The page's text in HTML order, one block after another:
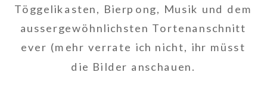
Töggelikasten, Bierpong, Musik und dem
aussergewöhnlichsten Tortenanschnitt
ever (mehr verrate ich nicht, ihr müsst
die Bilder anschauen.